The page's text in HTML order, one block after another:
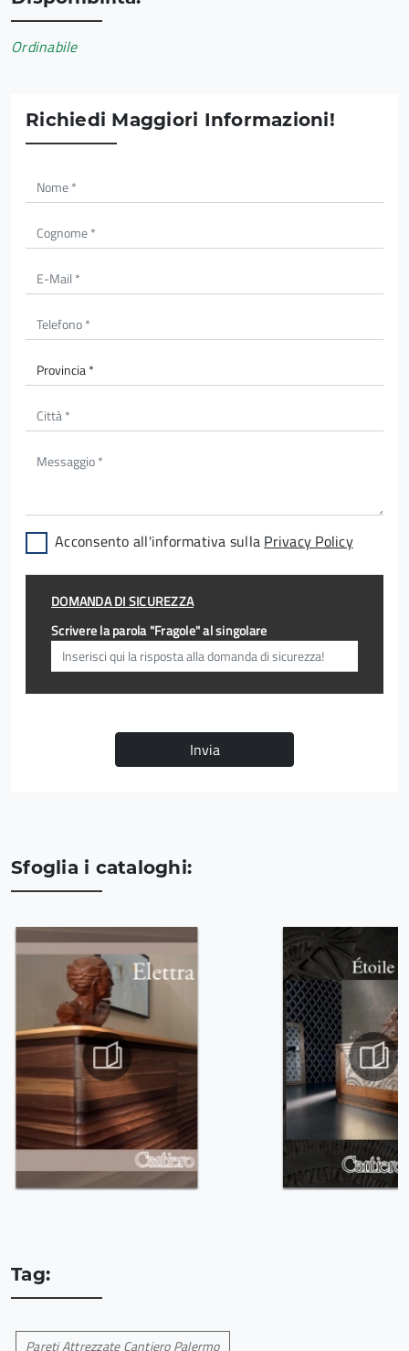
Ordinabile
Richiedi Maggiori Informazioni!
Acconsento all'informativa sulla Privacy Policy
DOMANDA DI SICUREZZA
Scrivere la parola "Fragole" al singolare
Invia
Sfoglia i cataloghi:
Tag:
Pareti Attrezzate Cantiero Palermo